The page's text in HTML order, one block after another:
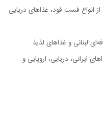
انواع فست فود، غذاهای دریایی
لبنانی و غذاهای لذیذ
ایرانی، دریایی، اروپایی و